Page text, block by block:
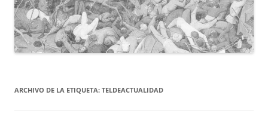
ARCHIVO DE LA ETIQUETA: TELDEACTUALIDAD